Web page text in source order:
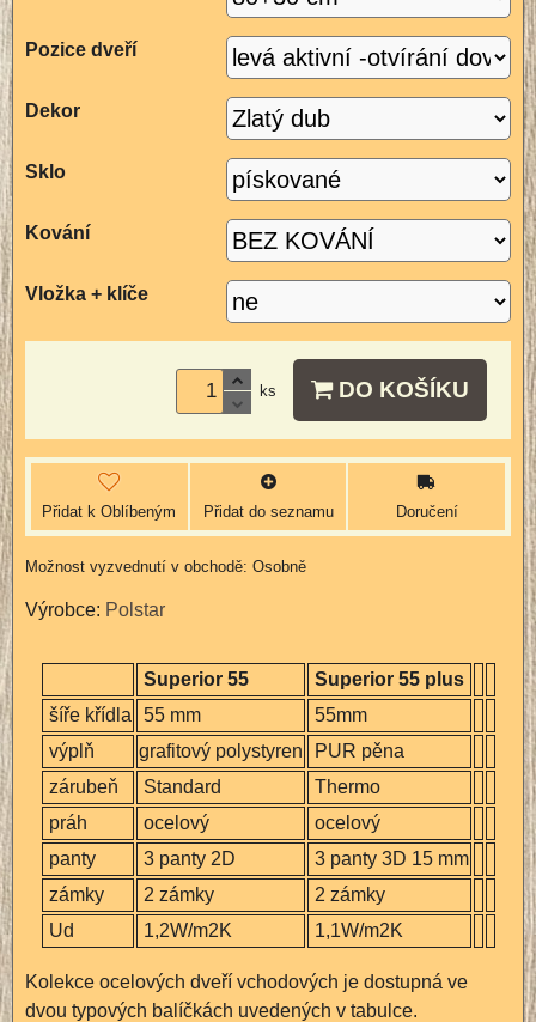
Pozice dveří
Dekor
Sklo
Kování
Vložka + klíče
ks DO KOŠÍKU
Přidat k Oblíbeným Přidat do seznamu Doručení
Osobně
Výrobce: Polstar
Superior 55
Superior 55 plus
šíře křídla
55 mm
55mm
výplň
grafitový polystyren
PUR pěna
zárubeň
Standard
Thermo
práh
ocelový
ocelový
panty
3 panty 2D
3 panty 3D 15 mm
zámky
2 zámky
2 zámky
Ud
1,2W/m2K 1,1W/m2K
Kolekce ocelových dveří vchodových je dostupná ve
dvou typových balíčkách uvedených v tabulce.